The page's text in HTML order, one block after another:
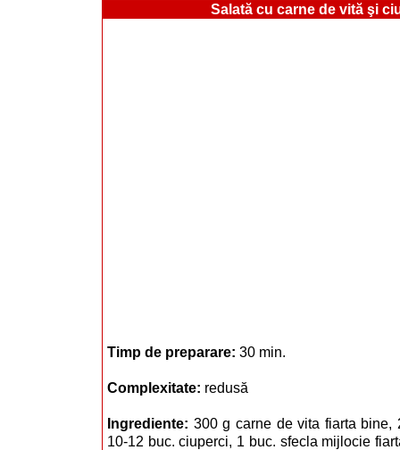
Salată cu carne de vită şi
Timp de preparare: 30 min.
Complexitate: redusă
Ingrediente: 300 g carne de vita fiarta bine,
10-12 buc. ciuperci, 1 buc. sfecla mijlocie